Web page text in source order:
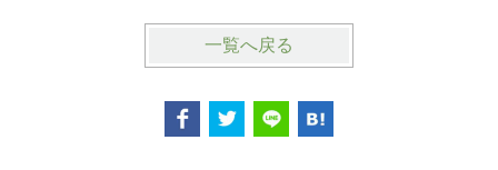
一覧へ戻る